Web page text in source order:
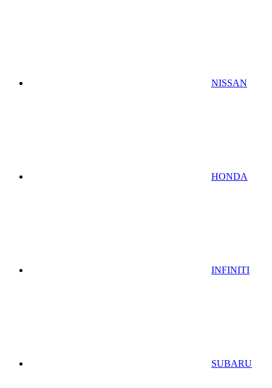
NISSAN
HONDA
INFINITI
SUBARU